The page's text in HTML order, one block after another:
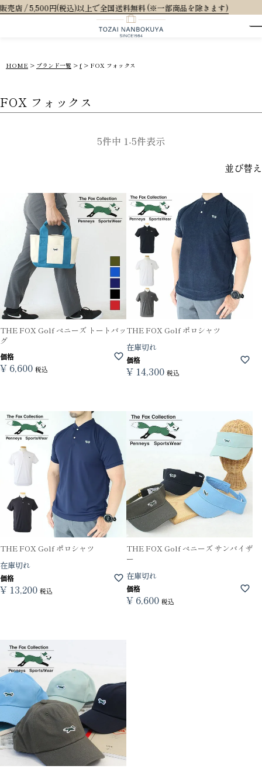
込)以上で全国送料無料 (※一部商品を除きます)
HOME ブランド一覧 f FOX フォックス
FOX フォックス
並び替え
5件中 1-5件表示
THE FOX Golf ぺニーズ トートバッ
グ
価格
¥ 6,600 税込
THE FOX Golf ポロシャツ
在庫切れ
価格
¥ 14,300 税込
THE FOX Golf ポロシャツ
在庫切れ
価格
¥ 13,200 税込
THE FOX Golf ぺニーズ サンバイザ
ー
在庫切れ
価格
¥ 6,600 税込